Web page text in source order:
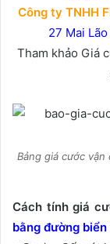
Công ty TNHH
27 Mai
Tham khảo Giá
Bảng giá cước
Cách tính giá
bằng đường biển